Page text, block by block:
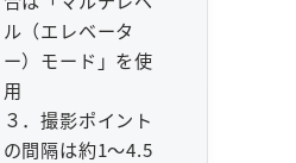
ル（エレベータ
ー）モード」を使
用
３．撮影ポイント
の間隔は約1～4.5